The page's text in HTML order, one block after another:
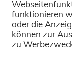
funktionieren
oder die
können zur
zu